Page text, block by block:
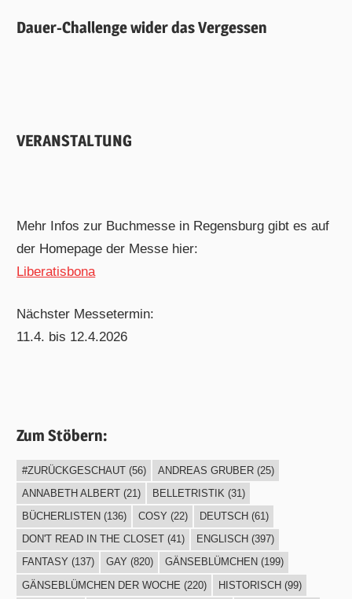
Dauer-Challenge wider das Vergessen
VERANSTALTUNG
Mehr Infos zur Buchmesse in Regensburg gibt es auf
der Homepage der Messe hier:
Liberatisbona
Nächster Messetermin:
11.4. bis 12.4.2026
Zum Stöbern:
#ZURÜCKGESCHAUT(56) ANDREAS GRUBER(25)
ANNABETH ALBERT(21) BELLETRISTIK (31)
BÜCHERLISTEN (136) COSY (22) DEUTSCH (61)
DON'T READ IN THE CLOSET(41) ENGLISCH (397)
FANTASY (137) GAY (820) GÄNSEBLÜMCHEN (199)
GÄNSEBLÜMCHEN DER WOCHE (220) HISTORISCH(99)